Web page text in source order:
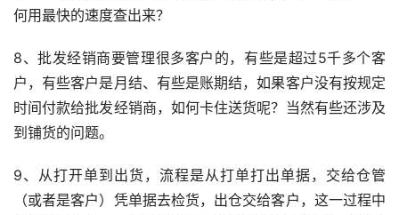
何用最快的速度查出来？
8、批发经销商要管理很多客户的，有些是超过5千多个客
户，有些客户是月结、有些是账期结，如果客户没有按规定
时间付款给批发经销商，如何卡住送货呢？当然有些还涉及
到铺货的问题。
9、从打开单到出货，流程是从打单打出单据，交给仓管
（或者是客户）凭单据去检货，出仓交给客户，这一过程中